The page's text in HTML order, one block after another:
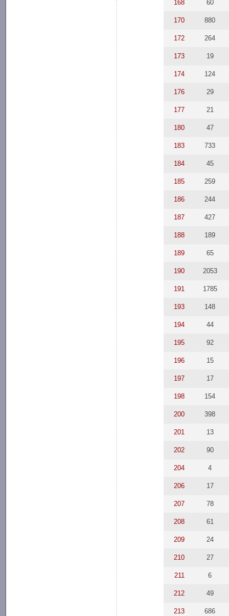
168 60
170 880
172 264
173 19
174 124
176 29
177 21
180 47
183 733
184 45
185 259
186 244
187 427
188 189
189 65
190 2053
191 1785
193 148
194 44
195 92
196 15
197 17
198 154
200 398
201 13
202 90
204 4
206 17
207 78
208 61
209 24
210 27
211 6
212 49
213 686